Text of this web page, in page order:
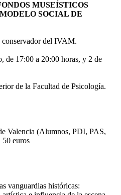
MUSEÍSTICOS
SOCIAL DE
conservador del IVAM.
de 17:00 a 20:00 horas, y 2 de
de la Facultad de Psicología.
Valencia (Alumnos, PDI, PAS,
euros
vanguardias históricas: